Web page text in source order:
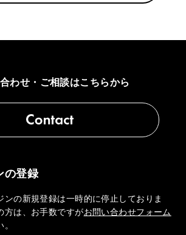
わせ・ご相談はこちらから
の登録
ンの新規登録は一時的に停止しておりま
方は、お手数ですがお問い合わせフォーム